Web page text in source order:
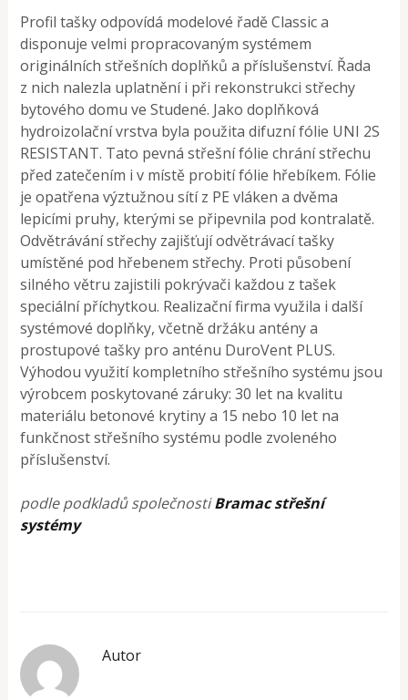
Profil tašky odpovídá modelové řadě Classic a
disponuje velmi propracovaným systémem
originálních střešních doplňků a příslušenství. Řada
z nich nalezla uplatnění i při rekonstrukci střechy
bytového domu ve Studené. Jako doplňková
hydroizolační vrstva byla použita difuzní fólie UNI 2S
RESISTANT. Tato pevná střešní fólie chrání střechu
před zatečením i v místě probití fólie hřebíkem. Fólie
je opatřena výztužnou sítí z PE vláken a dvěma
lepicími pruhy, kterými se připevnila pod kontralatě.
Odvětrávání střechy zajišťují odvětrávací tašky
umístěné pod hřebenem střechy. Proti působení
silného větru zajistili pokrývači každou z tašek
speciální příchytkou. Realizační firma využila i další
systémové doplňky, včetně držáku antény a
prostupové tašky pro anténu DuroVent PLUS.
Výhodou využití kompletního střešního systému jsou
výrobcem poskytované záruky: 30 let na kvalitu
materiálu betonové krytiny a 15 nebo 10 let na
funkčnost střešního systému podle zvoleného
příslušenství.
podle podkladů společnostiBramac střešní
systémy
Autor